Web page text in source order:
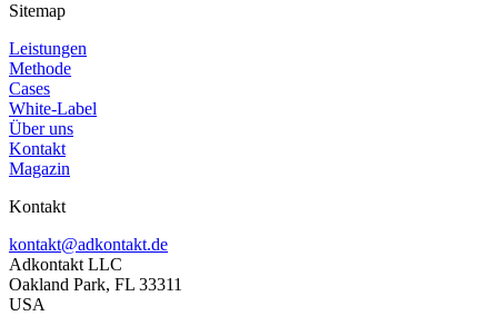
Sitemap
Leistungen
Methode
Cases
White-Label
Über uns
Kontakt
Magazin
Kontakt
kontakt@adkontakt.de
Adkontakt LLC
Oakland Park, FL 33311
USA